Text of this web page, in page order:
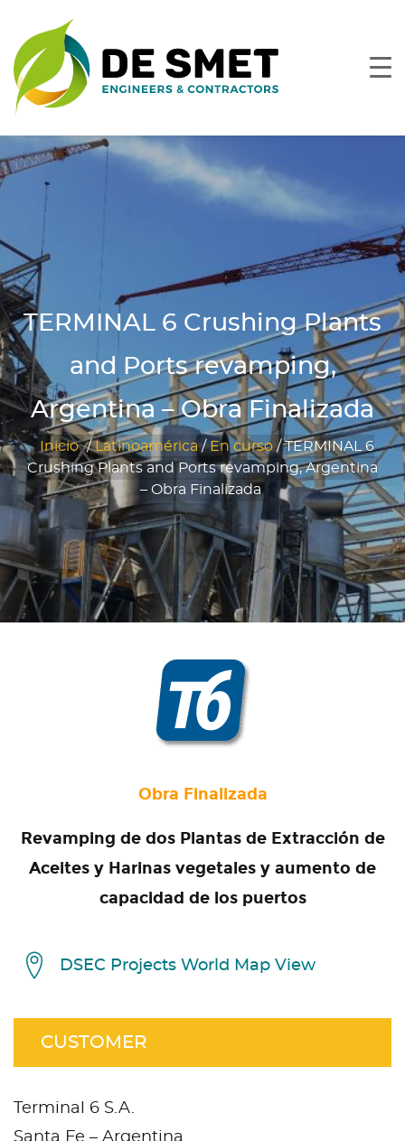
TERMINAL 6 Crushing Plants
and Ports revamping,
Argentina – Obra Finalizada
Inicio /Latinoamérica/En curso/TERMINAL 6
Crushing Plants and Ports revamping, Argentina
– Obra Finalizada
Obra Finalizada
Revamping de dos Plantas de Extracción de
Aceites y Harinas vegetales y aumento de
capacidad de los puertos
DSEC Projects World Map View
CUSTOMER
Terminal 6 S.A.
Santa Fe – Argentina